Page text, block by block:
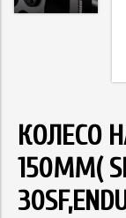
КОЛЕСО
150ММ(